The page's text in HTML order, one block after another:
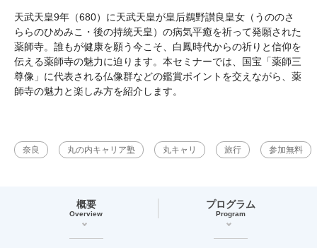
天武天皇9年（680）に天武天皇が皇后鵜野讃良皇女（うののさ
ららのひめみこ・後の持統天皇）の病気平癒を祈って発願された
薬師寺。誰もが健康を願う今こそ、白鳳時代からの祈りと信仰を
伝える薬師寺の魅力に迫ります。本セミナーでは、国宝「薬師三
尊像」に代表される仏像群などの鑑賞ポイントを交えながら、薬
師寺の魅力と楽しみ方を紹介します。
奈良 丸の内キャリア塾 丸キャリ 旅行 参加無料
概要
Overview
プログラム
Program